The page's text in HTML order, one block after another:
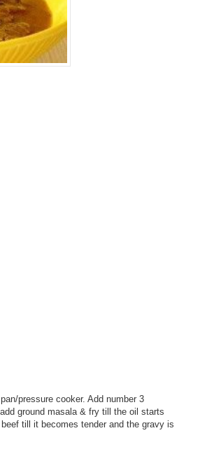
pressure cooker. Add number 3
ground masala & fry till the oil starts
till it becomes tender and the gravy is